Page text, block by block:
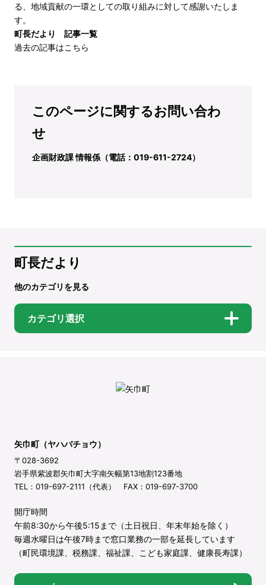
る、地域貢献の一環としての取り組みに対して感謝いたしま
す。
町長だより 記事一覧
過去の記事はこちら
このページに関するお問い合わ
せ
企画財政課 情報係（電話：019-611-2724）
町長だより
他のカテゴリを見る
カテゴリ選択
矢巾町（ヤハバチョウ）
〒028-3692
岩手県紫波郡矢巾町大字南矢幅第13地割123番地
TEL：019-697-2111（代表） FAX：019-697-3700
開庁時間
午前8:30から午後5:15まで（土日祝日、年末年始を除く）
毎週水曜日は午後7時まで窓口業務の一部を延長しています
（町民環境課、税務課、福祉課、こども家庭課、健康長寿課）